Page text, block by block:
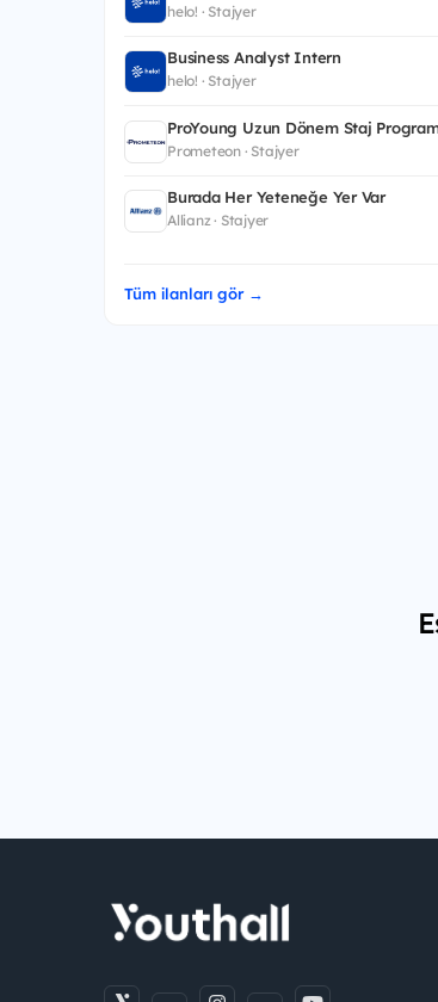
helo! · Stajyer
Business Analyst Intern
helo! · Stajyer
ProYoung Uzun Dönem Staj
Prometeon · Stajyer
Burada Her Yeteneğe Yer Var
Allianz · Stajyer
Tüm ilanları gör →